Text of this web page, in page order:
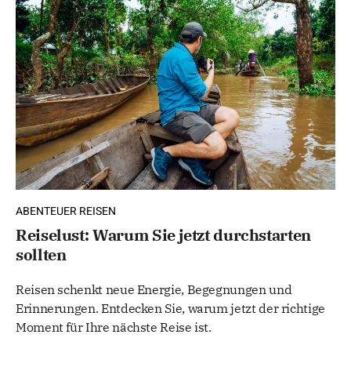
ABENTEUER REISEN
Reiselust: Warum Sie jetzt durchstarten
sollten
Reisen schenkt neue Energie, Begegnungen und
Erinnerungen. Entdecken Sie, warum jetzt der richtige
Moment für Ihre nächste Reise ist.